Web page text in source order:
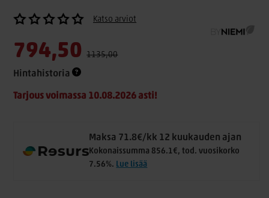
Katso arviot
794,50 1135,00
Hintahistoria
Tarjous voimassa 10.08.2026 asti!
Maksa 71.8€/kk 12 kuukauden ajan
Kokonaissumma 856.1€, tod. vuosikorko
7.56%. Lue lisää